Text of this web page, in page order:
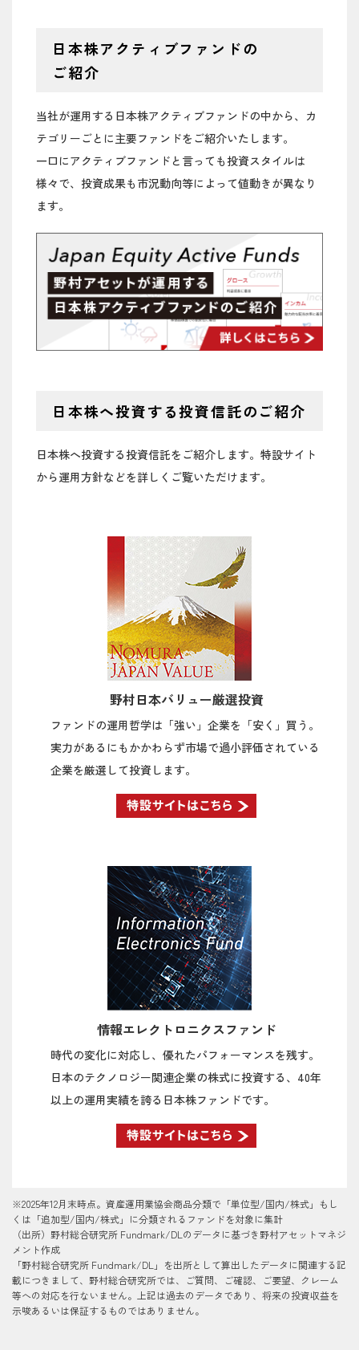
本の金融市場はどうなるのか
2026/01/16
2026/01/15
【石黒英之のMarket Navi】2040年までに日経
平均は20万円に到達する？
2026/01/14
【石黒英之のMarket Navi】日本は本当に人口
【石黒英之のMarket Navi】衆院早期解散報道
で先高観強まる日本株
2026/01/09
【石黒英之のMarket Navi】持続的な上昇をみ
せる日本株を考察する（下）
2026/01/08
【石黒英之のMarket Navi】持続的な上昇をみ
2026/01/07
【石黒英之のMarket Navi】持続的な上昇をみ
せる日本株を考察する（上）
2026/01/06
【石黒英之のMarket Navi】26年も日本株への
見直しが強まる1年となるか
【石黒英之のMarket Navi】変化する日本を評
価する流れは今後も続く公算
【石黒英之のMarket Navi】改善をみせる日本
企業のROEと今後の課題は？
【石黒英之のMarket Navi】経済と業績拡大の
2025/11/14
【石黒英之のMarket Navi】需給構造からみた
日本株の投資環境を考える
2025/11/11
【石黒英之のMarket Navi】日本株への見直し
姿勢を強める海外投資家
【石黒英之のMarket Navi】日本株のカギを握
る日銀の追加利上げ姿勢は？
【石黒英之のMarket Navi】日経平均5万円突
破で先高期待高まる日本株
【石黒英之のMarket Navi】高市首相誕生でサ
ナエノミクスへの期待高まる？
2025/10/21
【石黒英之のMarket Navi】企業統治指針の改
訂は日本株にプラスか？
2025/10/16
【石黒英之のMarket Navi】高市首相誕生機運
2025/10/09
【石黒英之のMarket Navi】日本株はアベノミ
クス相場の再来となるのか？
2025/10/08
【石黒英之のMarket Navi】英サッチャー政権
から考える日本株相場の行方
2025/10/07
【石黒英之のMarket Navi】高市新総裁の下で
社株買い、株価下支え」
2025/06/10
2025/04/30
「ノムラ・ジャパン・オープン」 四半期レポ
ート 2025年4月
2025/04/10
「ノムラ・ジャパン・オープン」 2024年以降
【福田の視点】「調整含みの値固めの時間」
は延長戦へ突入
2025/01/28
「ノムラ・ジャパン・オープン」 四半期レポ
ート 2025年1月
2024/12/26
【日本株】日本株の旬をお届けします
日本株アクティブファンドの
ご紹介
当社が運用する日本株アクティブファンドの中から、カ
テゴリーごとに主要ファンドをご紹介いたします。
一口にアクティブファンドと言っても投資スタイルは
様々で、投資成果も市況動向等によって値動きが異なり
ます。
日本株へ投資する投資信託のご紹介
日本株へ投資する投資信託をご紹介します。特設サイト
から運用方針などを詳しくご覧いただけます。
野村日本バリュー厳選投資
ファンドの運用哲学は「強い」企業を「安く」買う。
実力があるにもかかわらず市場で過小評価されている
企業を厳選して投資します。
情報エレクトロニクスファンド
時代の変化に対応し、優れたパフォーマンスを残す。
日本のテクノロジー関連企業の株式に投資する、40年
以上の運用実績を誇る日本株ファンドです。
※2025年12月末時点。資産運用業協会商品分類で「単位型/国内/株式」もし
くは「追加型/国内/株式」に分類されるファンドを対象に集計
（出所）野村総合研究所 Fundmark/DLのデータに基づき野村アセットマネジ
メント作成
「野村総合研究所 Fundmark/DL」を出所として算出したデータに関連する記
載につきまして、野村総合研究所では、ご質問、ご確認、ご要望、クレーム
等への対応を行ないません。上記は過去のデータであり、将来の投資収益を
示唆あるいは保証するものではありません。